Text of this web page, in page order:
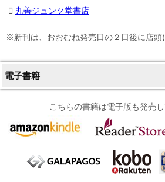
丸善ジュンク堂書店
※新刊は、おおむね発売日の２日後に店頭
電子書籍
こちらの書籍は電子版も発売し